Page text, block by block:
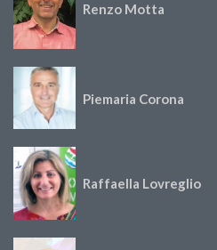
Renzo Motta
Piemaria Corona
Raffaella Lovreglio